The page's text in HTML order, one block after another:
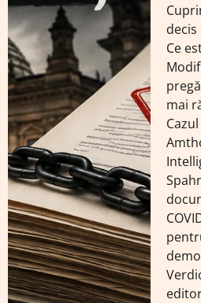
decis
Ce
mai